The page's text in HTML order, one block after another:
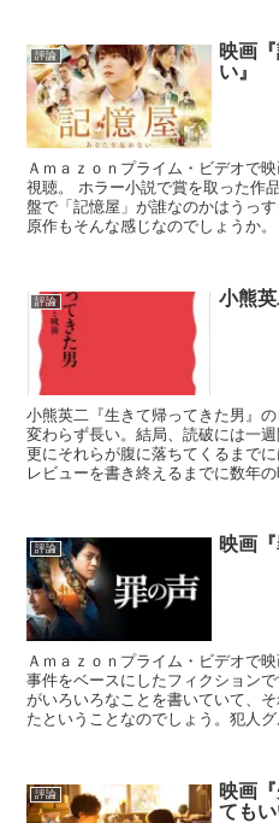
評論
映画
い』
Ａｍａｚｏｎプライム・ビデオで
視聴。 ホラー小説で賞を取った作
盤で「記憶屋」が誰なのかはうっ
原作もそんな感じなのでしょうか
評論 小熊英
小熊英二『生きて帰ってきた男』
変わらず長い。結局、読破には一
更にそれらが腹に落ちてくるまで
レビューを書き終えるまでに数年
評論 映画『
Ａｍａｚｏｎプライム・ビデオで
事件をベースにしたフィクション
がいろいろなことを書いていて、
たということなのでしょう。犯人
評論
映画
てもい